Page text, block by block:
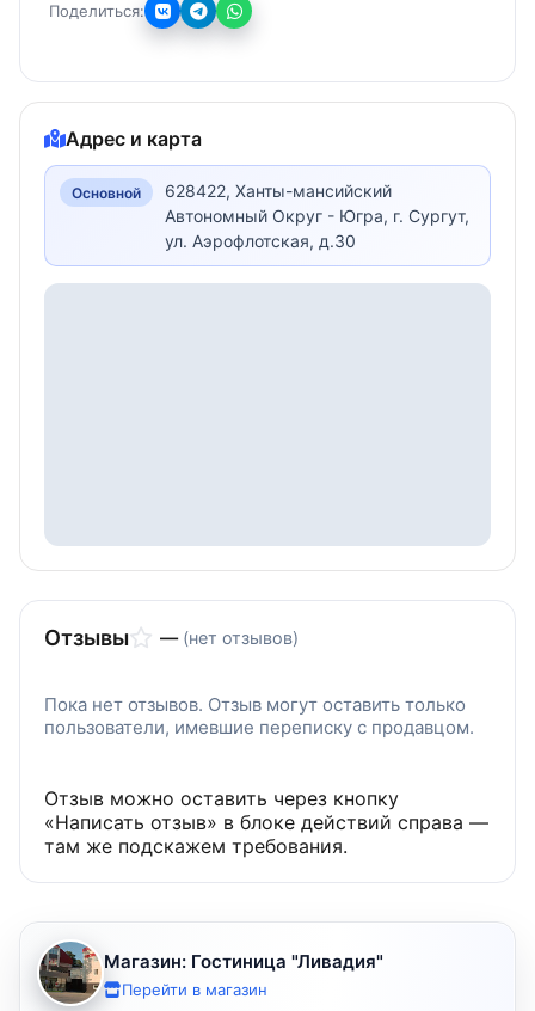
Поделиться:
Адрес и карта
Основной
628422, Ханты-мансийский
Автономный Округ - Югра, г. Сургут,
ул. Аэрофлотская, д.30
Отзывы — (нет отзывов)
Пока нет отзывов. Отзыв могут оставить только
пользователи, имевшие переписку с продавцом.
Отзыв можно оставить через кнопку
«Написать отзыв» в блоке действий справа —
там же подскажем требования.
Магазин: Гостиница "Ливадия"
Перейти в магазин